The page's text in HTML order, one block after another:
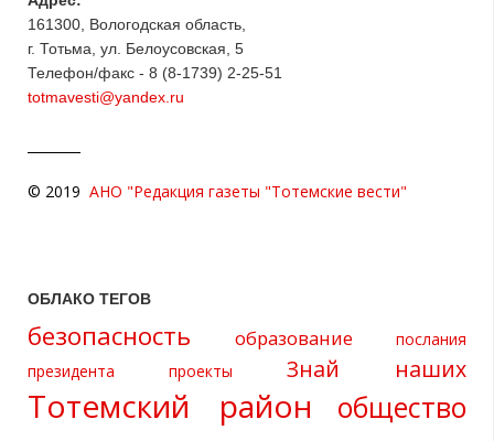
161300, Вологодская область,
г. Тотьма, ул. Белоусовская, 5
Телефон/факс - 8 (8-1739) 2-25-51
totmavesti@yandex.ru
© 2019 АНО "Редакция газеты "Тотемские вести"
ОБЛАКО ТЕГОВ
безопасность образование
послания
президента
проекты Знай наших
Тотемский район
общество